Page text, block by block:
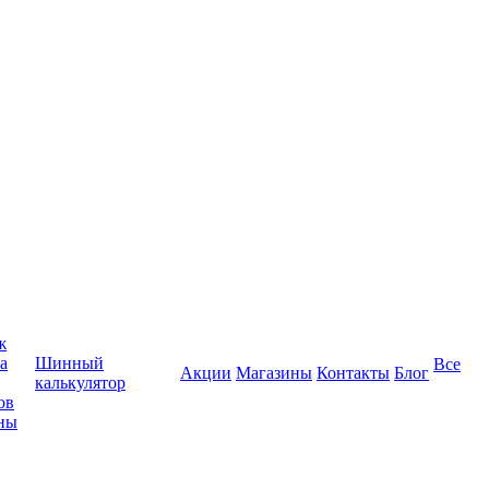
Шинный
калькулятор
Акции Магазины Контакты Блог Все